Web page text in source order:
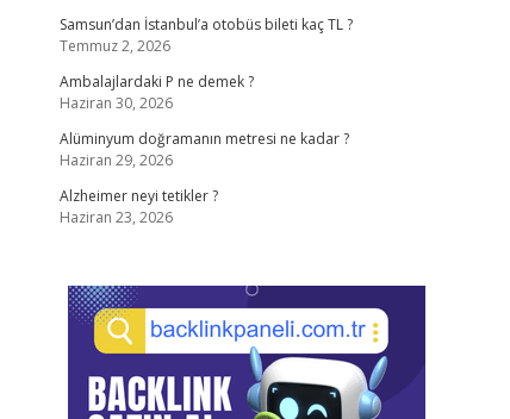
Samsun’dan İstanbul’a otobüs bileti kaç TL ?
Temmuz 2, 2026
Ambalajlardaki P ne demek ?
Haziran 30, 2026
Alüminyum doğramanın metresi ne kadar ?
Haziran 29, 2026
Alzheimer neyi tetikler ?
Haziran 23, 2026